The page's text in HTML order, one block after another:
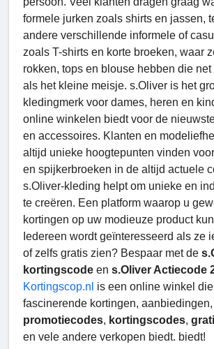
formele jurken zoals shirts en jassen,
andere verschillende informele of
zoals T-shirts en korte broeken, waar
rokken, tops en blouse hebben die
als het kleine meisje. s.Oliver is het
kledingmerk voor dames, heren en
online winkelen biedt voor de
en accessoires. Klanten en
altijd unieke hoogtepunten vinden
en spijkerbroeken in de altijd actuele
s.Oliver-kleding helpt om unieke en
te creëren. Een platform waarop u
kortingen op uw modieuze product
Iedereen wordt geïnteresseerd als ze
of zelfs gratis zien? Bespaar met de
kortingscode en s.Oliver Actiecode
Kortingscop.nl is een online winkel
fascinerende kortingen,
promotiecodes, kortingscodes,
en vele andere verkopen biedt. biedt!